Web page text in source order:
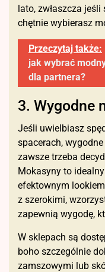
lato, zwłaszcza
chętnie wybierasz
Przeczytaj także:
jak wybrać
dla partnera?
3. Wygodne
Jeśli uwielbiasz
spacerach,
zawsze trzeba
Mokasyny to
efektownym
z szerokimi,
zapewnią wygodę,
W sklepach są
boho szczególnie
zamszowymi lub